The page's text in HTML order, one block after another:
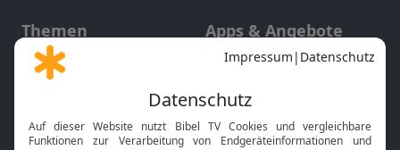
Themen
Gott und Bibel erklärt
Neuigkeiten
Apps & Angebote
Mobile App
Smart TV